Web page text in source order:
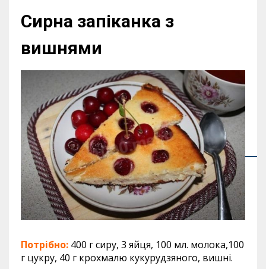
Сирна запіканка з
вишнями
Потрібно: 400 г сиру, 3 яйця, 100 мл. молока,100
г цукру, 40 г крохмалю кукурудзяного, вишні.